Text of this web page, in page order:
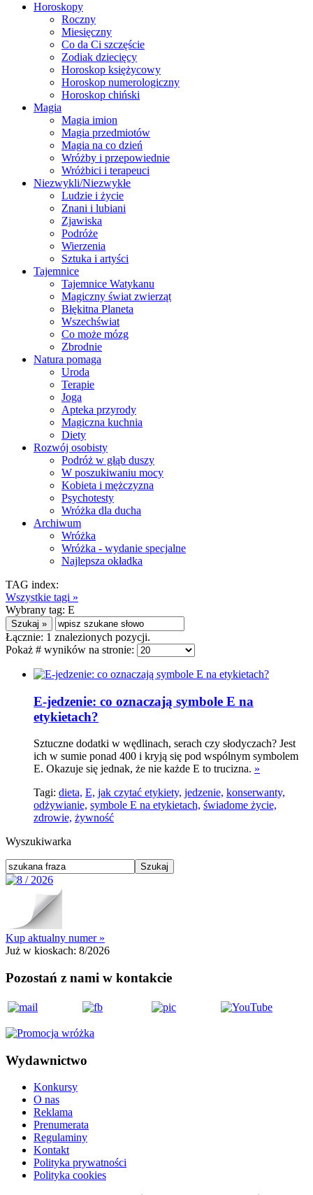
Horoskopy
Roczny
Miesięczny
Co da Ci szczęście
Zodiak dziecięcy
Horoskop księżycowy
Horoskop numerologiczny
Horoskop chiński
Magia
Magia imion
Magia przedmiotów
Magia na co dzień
Wróżby i przepowiednie
Wróżbici i terapeuci
Niezwykli/Niezwykłe
Ludzie i życie
Znani i lubiani
Zjawiska
Podróże
Wierzenia
Sztuka i artyści
Tajemnice
Tajemnice Watykanu
Magiczny świat zwierząt
Błękitna Planeta
Wszechświat
Co może mózg
Zbrodnie
Natura pomaga
Uroda
Terapie
Joga
Apteka przyrody
Magiczna kuchnia
Diety
Rozwój osobisty
Podróż w głąb duszy
W poszukiwaniu mocy
Kobieta i mężczyzna
Psychotesty
Wróżka dla ducha
Archiwum
Wróżka
Wróżka - wydanie specjalne
Najlepsza okładka
TAG index:
Wszystkie tagi »
Wybrany tag: E
Łącznie: 1 znalezionych pozycji.
Pokaż # wyników na stronie:
E-jedzenie: co oznaczają symbole E na
etykietach?
Sztuczne dodatki w wędlinach, serach czy słodyczach? Jest
ich w sumie ponad 400 i kryją się pod wspólnym symbolem
E. Okazuje się jednak, że nie każde E to trucizna. »
Tagi: dieta, E, jak czytać etykiety, jedzenie, konserwanty,
odżywianie, symbole E na etykietach, świadome życie,
zdrowie, żywność
Wyszukiwarka
Kup aktualny numer »
Już w kioskach: 8/2026
Pozostań z nami w kontakcie
Wydawnictwo
Konkursy
O nas
Reklama
Prenumerata
Regulaminy
Kontakt
Polityka prywatności
Polityka cookies